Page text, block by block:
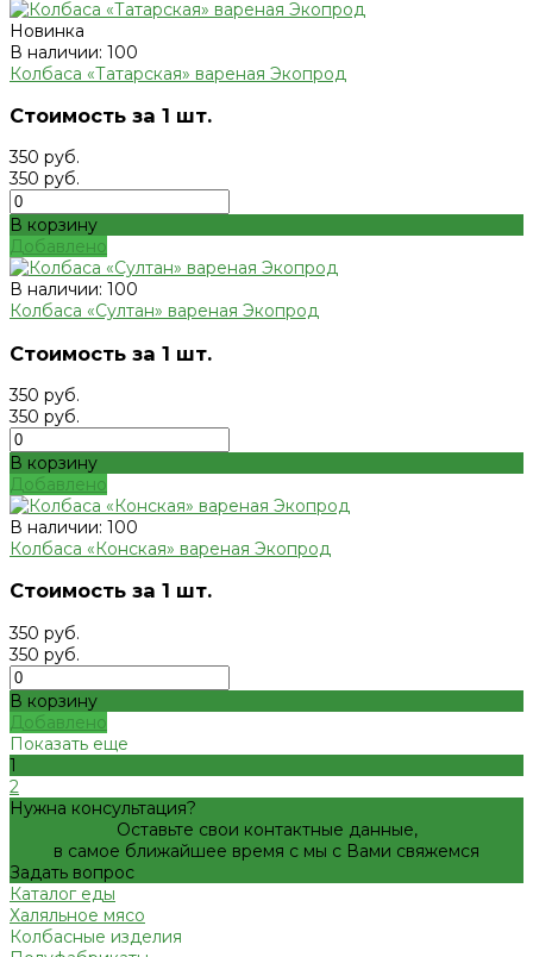
Новинка
В наличии: 100
Колбаса «Татарская» вареная Экопрод
Стоимость за 1 шт.
350 руб.
350 руб.
В корзину
Добавлено
В наличии: 100
Колбаса «Султан» вареная Экопрод
Стоимость за 1 шт.
350 руб.
350 руб.
В корзину
Добавлено
В наличии: 100
Колбаса «Конская» вареная Экопрод
Стоимость за 1 шт.
350 руб.
350 руб.
В корзину
Добавлено
Показать еще
1
2
Нужна консультация?
Оставьте свои контактные данные,
в самое ближайшее время с мы с Вами свяжемся
Задать вопрос
Каталог еды
Халяльное мясо
Колбасные изделия